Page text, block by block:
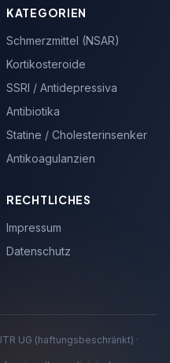
KATEGORIEN
Schmerzmittel (NSAR)
Kortikosteroide
SSRI / Antidepressiva
Antibiotika
Statine / Cholesterinsenker
Antikoagulanzien
RECHTLICHES
Impressum
Datenschutz
UG (haftungsbeschränkt) ·